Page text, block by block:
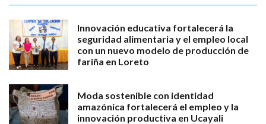
Innovación educativa fortalecerá la
seguridad alimentaria y el empleo local
con un nuevo modelo de producción de
fariña en Loreto
Moda sostenible con identidad
amazónica fortalecerá el empleo y la
innovación productiva en Ucayali